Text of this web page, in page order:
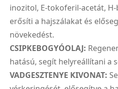
inozitol, E-tokoferil-acetát,
erősíti a hajszálakat és
növekedést.
CSIPKEBOGYÓOLAJ:
hatású, segít helyreállítani a
VADGESZTENYE KIVONAT: